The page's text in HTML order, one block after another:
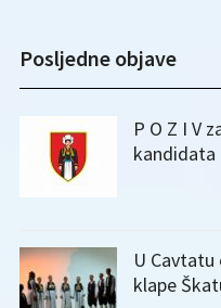
Posljedne objave
P O Z I V
kandidata
U
klape